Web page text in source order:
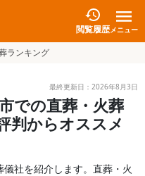
閲覧履歴メニュー
ランキング
最終更新日： 2026年8月3日
での直葬・火葬
判からオススメ
社を紹介します。直葬・火